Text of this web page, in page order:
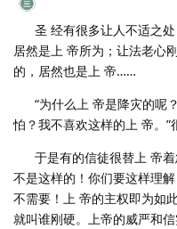
圣 经有很多让人不适之处
居然是上 帝所为；让法老心
的，居然也是上 帝……
“为什么上 帝是降灾的呢
怕？我不喜欢这样的上 帝。”
于是有的信徒很替上 帝着
不是这样的！你们要这样理
不需要！上 帝的主权即为如
就叫谁刚硬。上帝的威严和